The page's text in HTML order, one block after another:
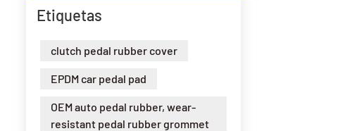
Etiquetas
clutch pedal rubber cover
EPDM car pedal pad
OEM auto pedal rubber, wear-
resistant pedal rubber grommet